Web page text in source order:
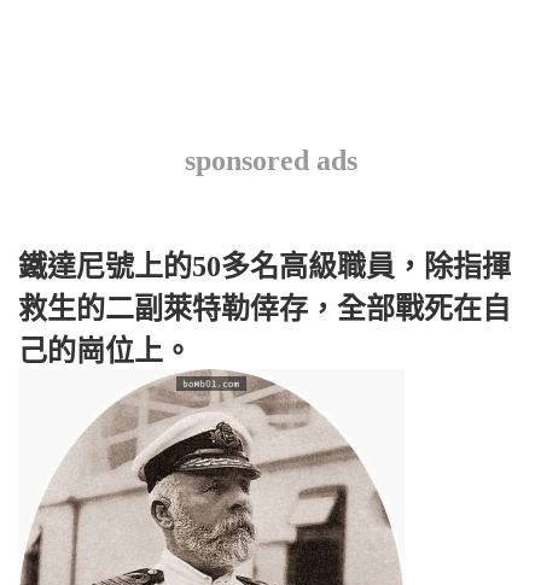
sponsored ads
鐵達尼號上的50多名高級職員，除指揮
救生的二副萊特勒倖存，全部戰死在自
己的崗位上。